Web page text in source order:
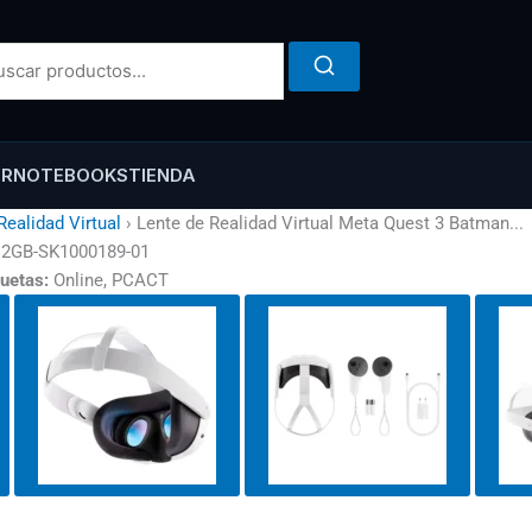
NOTEBOOKSTIENDA
Virtual › Lente de Realidad Virtual Meta Quest 3 Batman...
SK1000189-01
Online, PCACT